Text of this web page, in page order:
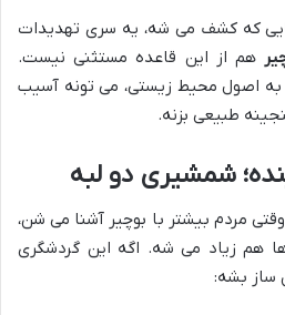
که کشف می شه، یه سری تهدیدات
هم از این قاعده مستثنی نیست.
اصول محیط زیستی، می تونه آسیب
طبیعی بزنه.
شمشیری دو لبه
مردم بیشتر با بوچیر آشنا می شن،
ها هم زیاد می شه. اگه این گردشگری
ساز بشه: